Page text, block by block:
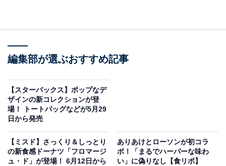
編集部が選ぶおすすめ記事
【スターバックス】ポップなデ
ザインの新コレクションが登
場！ トートバッグなどが5月29
日から発売
【ミスド】さっくり＆しっとり
の新食感ドーナツ「フロマージ
ュ・ド」が登場！ 6月12日から
ありあけとローソンが初コラ
ボ！「まるでハーバーな味わ
い」に偽りなし【食リポ】